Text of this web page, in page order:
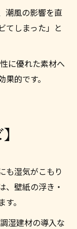
潮風の影響を直
てしまった」と
に優れた素材へ
的です。
も湿気がこもり
、壁紙の浮き・
。
湿建材の導入な